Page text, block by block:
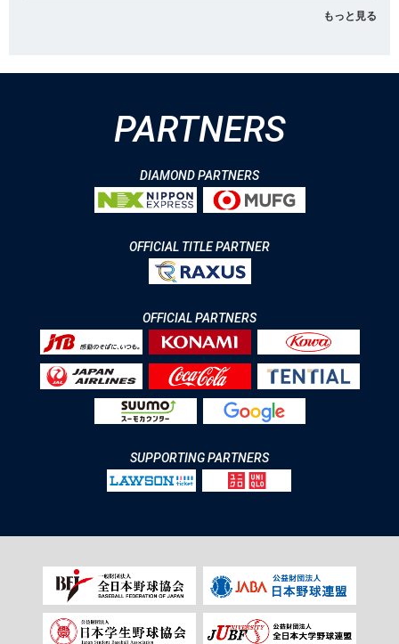
もっと見る
PARTNERS
DIAMOND PARTNERS
OFFICIAL TITLE PARTNER
OFFICIAL PARTNERS
SUPPORTING PARTNERS